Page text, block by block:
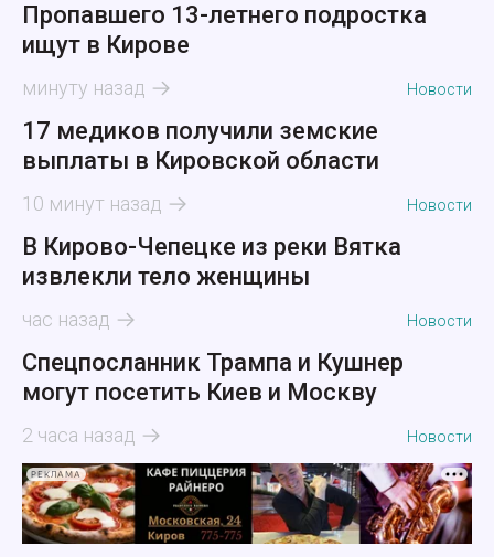
Пропавшего 13-летнего подростка
ищут в Кирове
минуту назад Новости
17 медиков получили земские
выплаты в Кировской области
10 минут назад Новости
В Кирово-Чепецке из реки Вятка
извлекли тело женщины
час назад Новости
Спецпосланник Трампа и Кушнер
могут посетить Киев и Москву
2 часа назад Новости
РЕКЛАМА